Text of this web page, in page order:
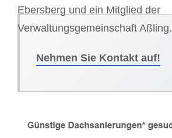
Ebersberg und ein Mitglied der
Verwaltungsgemeinschaft Aßling.
Nehmen Sie Kontakt auf!